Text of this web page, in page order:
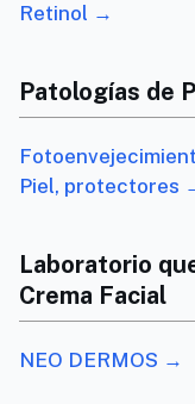
Retinol →
Patologías de
Piel, protectores
Laboratorio
Crema Facial
NEO DERMOS →